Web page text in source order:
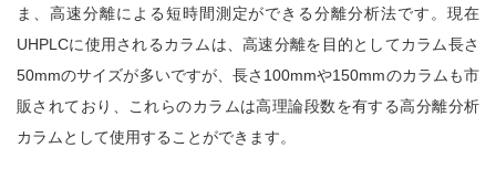
ま、高速分離による短時間測定ができる分離分析法です。現在
UHPLCに使用されるカラムは、高速分離を目的としてカラム長さ
50mmのサイズが多いですが、長さ100mmや150mmのカラムも市
販されており、これらのカラムは高理論段数を有する高分離分析
カラムとして使用することができます。